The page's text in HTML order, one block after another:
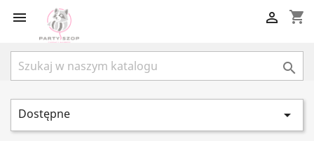
 shopping_cart


Dostępne 